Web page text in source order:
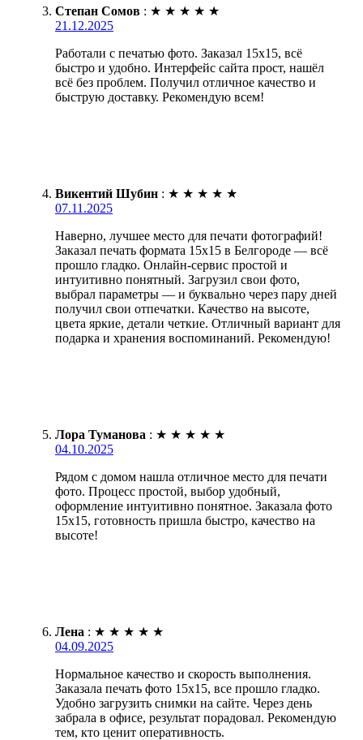
Степан Сомов : ★ ★ ★ ★ ★
21.12.2025
Работали с печатью фото. Заказал 15х15, всё
быстро и удобно. Интерфейс сайта прост, нашёл
всё без проблем. Получил отличное качество и
быструю доставку. Рекомендую всем!
Викентий Шубин : ★ ★ ★ ★ ★
07.11.2025
Наверно, лучшее место для печати фотографий!
Заказал печать формата 15х15 в Белгороде — всё
прошло гладко. Онлайн-сервис простой и
интуитивно понятный. Загрузил свои фото,
выбрал параметры — и буквально через пару дней
получил свои отпечатки. Качество на высоте,
цвета яркие, детали четкие. Отличный вариант для
подарка и хранения воспоминаний. Рекомендую!
Лора Туманова : ★ ★ ★ ★ ★
04.10.2025
Рядом с домом нашла отличное место для печати
фото. Процесс простой, выбор удобный,
оформление интуитивно понятное. Заказала фото
15х15, готовность пришла быстро, качество на
высоте!
Лена : ★ ★ ★ ★ ★
04.09.2025
Нормальное качество и скорость выполнения.
Заказала печать фото 15х15, все прошло гладко.
Удобно загрузить снимки на сайте. Через день
забрала в офисе, результат порадовал. Рекомендую
тем, кто ценит оперативность.